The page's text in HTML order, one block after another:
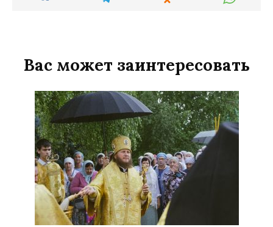
Вас может заинтересовать